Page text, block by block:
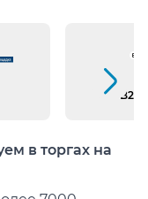
B2B
слайд
в торгах на